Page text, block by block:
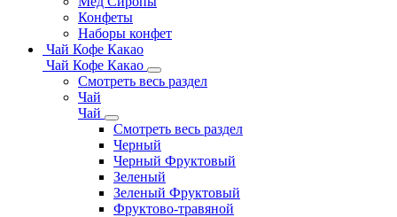
Конфеты
Наборы конфет
Чай Кофе Какао
Чай Кофе Какао
Смотреть весь раздел
Чай
Чай
Смотреть весь раздел
Черный
Черный Фруктовый
Зеленый
Зеленый Фруктовый
Фруктово-травяной